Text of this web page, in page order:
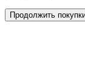
Продолжить